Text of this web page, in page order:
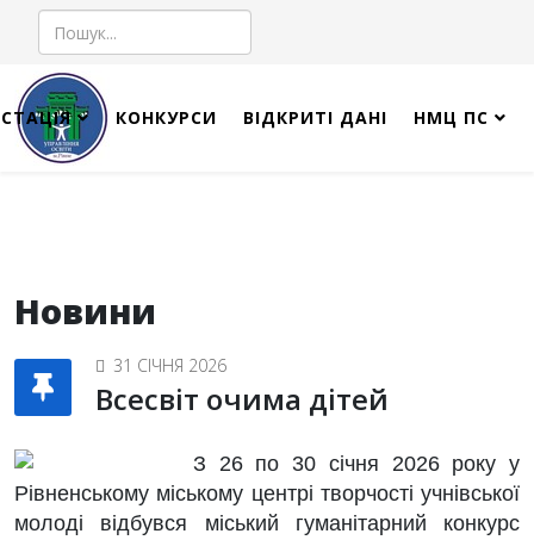
Пошук
КОНКУРСИ ВІДКРИТІ ДАНІ НМЦ ПС
Новини
31 СІЧНЯ 2026
Всесвіт очима дітей
З 26 по 30 січня 2026 року у
Рівненському міському центрі творчості учнівської
молоді відбувся міський гуманітарний конкурс